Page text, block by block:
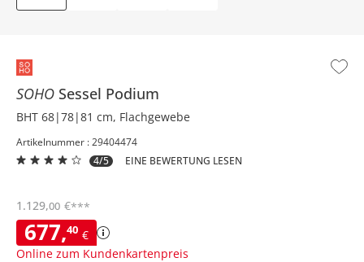
SOHO Sessel Podium
BHT 68|78|81 cm, Flachgewebe
Artikelnummer : 29404474
4/5
EINE BEWERTUNG LESEN
677,40 €
Online zum Kundenkartenpreis
1.129,00 €***